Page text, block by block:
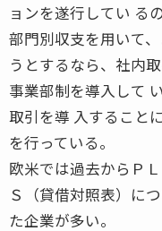
ョンを遂行してい る
部門別収支を用いて
うとするなら、社内
事業部制を導入して
取引を導 入すること
を行っている。
欧米では過去からＰ
Ｓ（貸借対照表）に
た企業が多い。